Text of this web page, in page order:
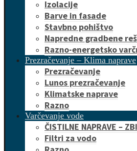
Izolacije
Barve in fasade
Stavbno pohištvo
Napredne gradbene
Razno-energetsko
Prezračevanje – Klima naprave
Prezračevanje
Lunos prezračevanje
Klimatske naprave
Razno
Varčevanje vode
ČISTILNE NAPRAVE –
Filtri za vodo